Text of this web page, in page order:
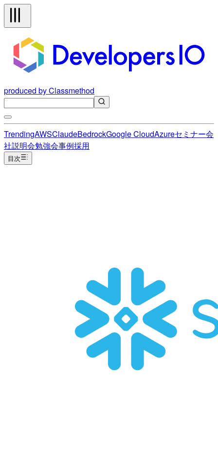
produced by Classmethod
TrendingAWSClaudeBedrockGoogle CloudAzureセミナー会
社説明会勉強会事例採用
目次